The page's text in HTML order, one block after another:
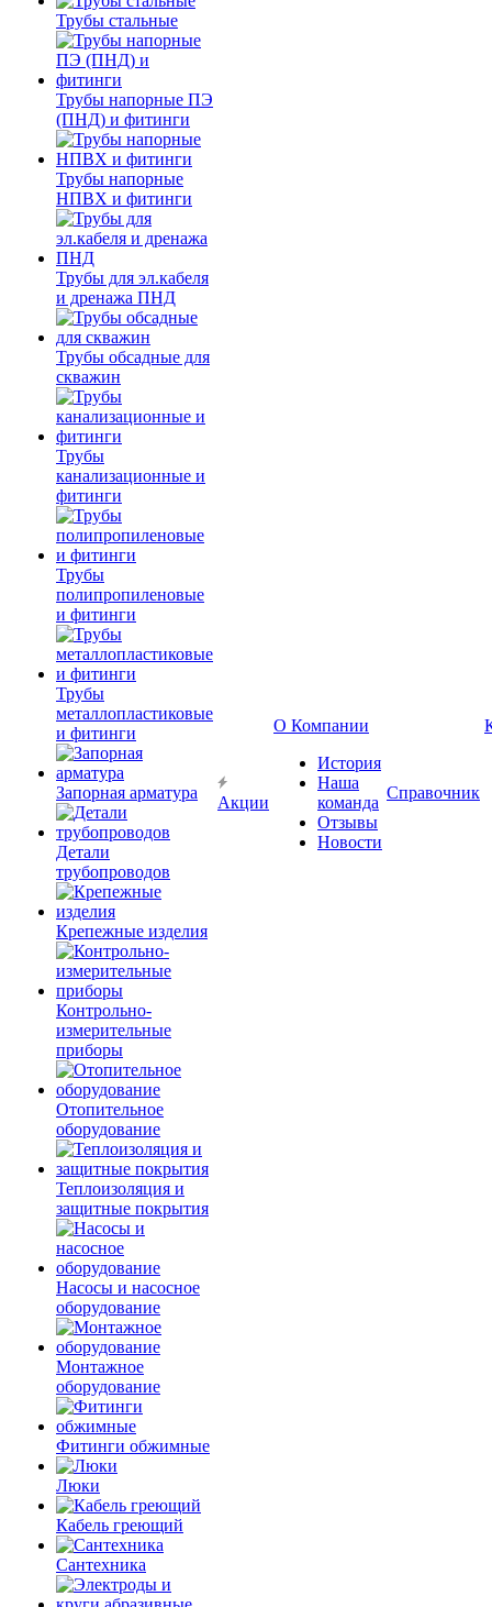
Трубы стальные
Трубы напорные ПЭ
(ПНД) и фитинги
Трубы напорные
НПВХ и фитинги
Трубы для эл.кабеля
и дренажа ПНД
Трубы обсадные для
скважин
Трубы
канализационные и
фитинги
Трубы
полипропиленовые
и фитинги
Трубы
металлопластиковые
и фитинги
Запорная арматура
Детали
трубопроводов
Крепежные изделия
Контрольно-
измерительные
приборы
Отопительное
оборудование
Теплоизоляция и
защитные покрытия
Насосы и насосное
оборудование
Монтажное
оборудование
Фитинги обжимные
Люки
Кабель греющий
Сантехника
Акции
О Компании
История
Наша
команда
Отзывы
Новости
Справочник